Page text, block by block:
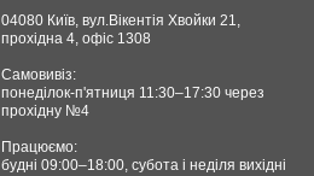
04080 Київ, вул.Вікентія Хвойки 21,
прохідна 4, офіс 1308
Самовивіз:
понеділок-п'ятниця 11:30–17:30 через
прохідну №4
Працюємо:
будні 09:00–18:00, cубота і неділя вихідні